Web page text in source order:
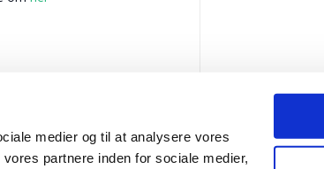
medier og til at analysere vores
partnere inden for sociale medier,